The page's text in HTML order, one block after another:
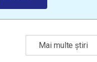
Mai multe știri